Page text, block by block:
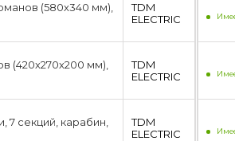
(580х340 мм),
TDM
ЕLECTRIC
(420х270х200 мм),
TDM
ЕLECTRIC
7 секций, карабин,
TDM
ЕLECTRIC